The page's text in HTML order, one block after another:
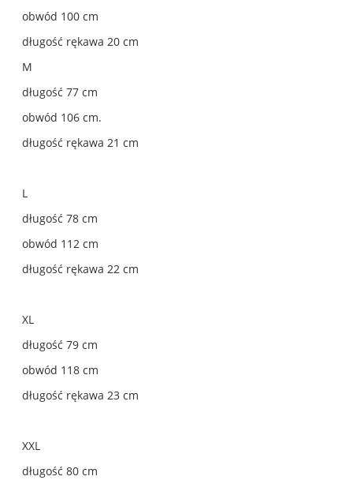
obwód 100 cm
długość rękawa 20 cm
M
długość 77 cm
obwód 106 cm.
długość rękawa 21 cm
L
długość 78 cm
obwód 112 cm
długość rękawa 22 cm
XL
długość 79 cm
obwód 118 cm
długość rękawa 23 cm
XXL
długość 80 cm